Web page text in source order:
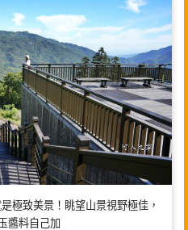
極致美景！眺望山景視野極佳，
醬料自己加